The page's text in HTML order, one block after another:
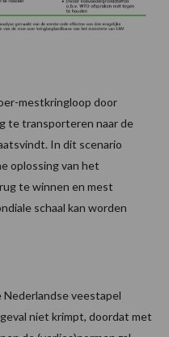
mestkringloop door
te transporteren naar de
In dit scenario
oplossing van het
te winnen en mest
schaal kan worden
Nederlandse veestapel
niet krimpt, doordat met